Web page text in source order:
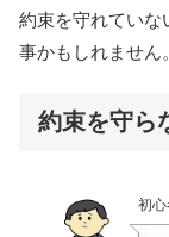
約束を守れていな
事かもしれません。
約束を守ら
初